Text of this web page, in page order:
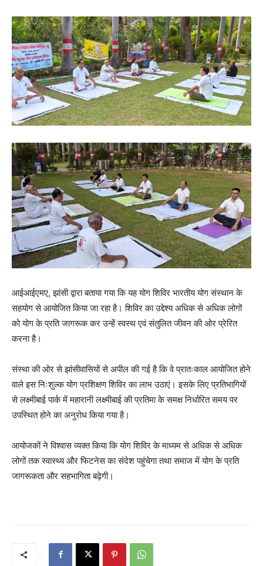
आईआईएमए, झांसी द्वारा बताया गया कि यह योग शिविर भारतीय योग संस्थान के
सहयोग से आयोजित किया जा रहा है। शिविर का उद्देश्य अधिक से अधिक लोगों
को योग के प्रति जागरूक कर उन्हें स्वस्थ एवं संतुलित जीवन की ओर प्रेरित
करना है।
संस्था की ओर से झांसीवासियों से अपील की गई है कि वे प्रातःकाल आयोजित होने
वाले इस निःशुल्क योग प्रशिक्षण शिविर का लाभ उठाएं। इसके लिए प्रतिभागियों
से लक्ष्मीबाई पार्क में महारानी लक्ष्मीबाई की प्रतिमा के समक्ष निर्धारित समय पर
उपस्थित होने का अनुरोध किया गया है।
आयोजकों ने विश्वास व्यक्त किया कि योग शिविर के माध्यम से अधिक से अधिक
लोगों तक स्वास्थ्य और फिटनेस का संदेश पहुंचेगा तथा समाज में योग के प्रति
जागरूकता और सहभागिता बढ़ेगी।